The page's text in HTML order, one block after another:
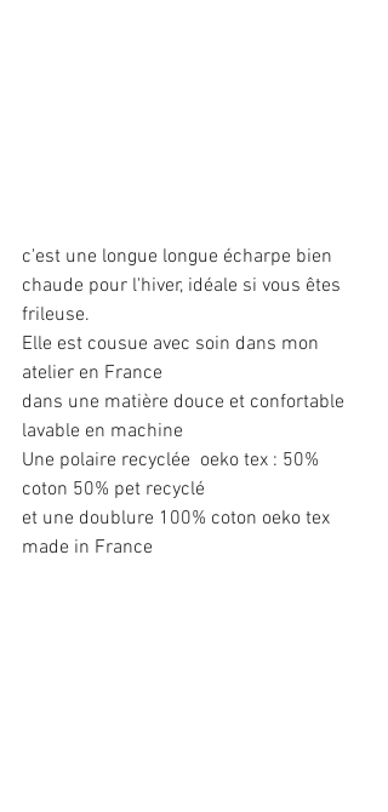
c'est une longue longue écharpe bien
chaude pour l'hiver, idéale si vous êtes
frileuse.
Elle est cousue avec soin dans mon
atelier en France
dans une matière douce et confortable
lavable en machine
Une polaire recyclée  oeko tex : 50%
coton 50% pet recyclé
et une doublure 100% coton oeko tex
made in France